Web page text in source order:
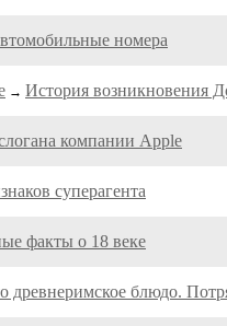
номера
→ История возникновения
компании Apple
суперагента
факты о 18 веке
древнеримское блюдо.